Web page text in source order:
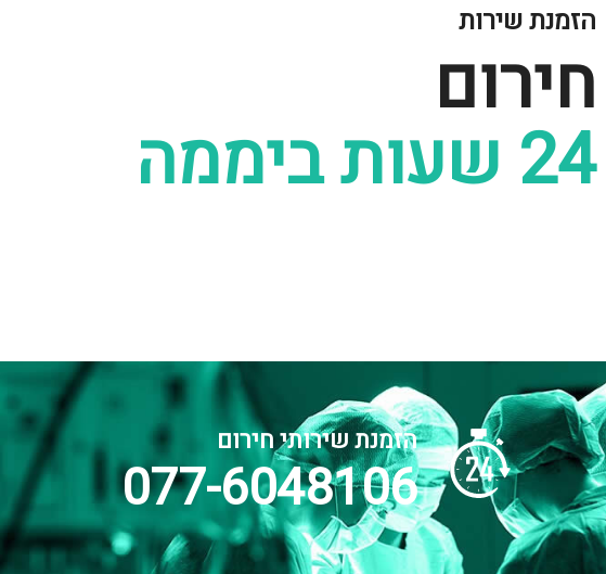
הזמנת שירות
חירום
24 שעות ביממה
הזמנת שירותי חירום
077-6048106